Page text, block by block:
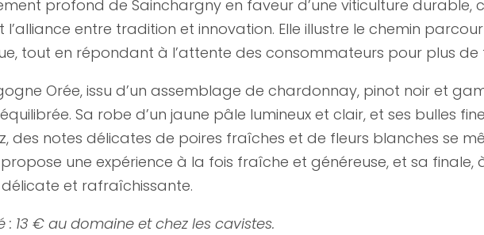
profond de Sainchargny en faveur d’une viticulture durable,
entre tradition et innovation. Elle illustre le chemin
tout en répondant à l’attente des consommateurs pour plus de
Orée, issu d’un assemblage de chardonnay, pinot noir et
Sa robe d’un jaune pâle lumineux et clair, et ses bulles
des notes délicates de poires fraîches et de fleurs blanches se
une expérience à la fois fraîche et généreuse, et sa finale,
et rafraîchissante.
: 13 € au domaine et chez les cavistes.